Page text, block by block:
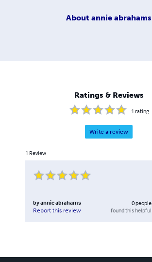
About annie abrahams
Ratings & Reviews
1 rating
Write a review
1 Review
byannie abrahams
Report this review
0people
found this helpful